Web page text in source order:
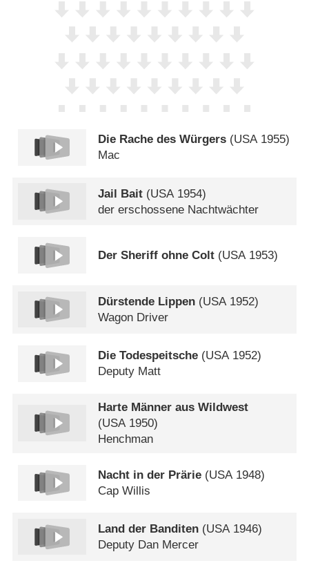
Die Rache des Würgers (USA1955)
Mac
Jail Bait (USA 1954)
der erschossene Nachtwächter
Der Sheriff ohne Colt (USA1953)
Dürstende Lippen (USA1952)
Wagon Driver
Die Todespeitsche (USA1952)
Deputy Matt
Harte Männer aus Wildwest
(USA1950)
Henchman
Nacht in der Prärie (USA1948)
Cap Willis
Land der Banditen (USA1946)
Deputy Dan Mercer